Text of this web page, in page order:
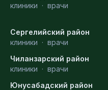
клиники · врачи
Сергелийский район
клиники · врачи
Чиланзарский район
клиники · врачи
Юнусабадский район